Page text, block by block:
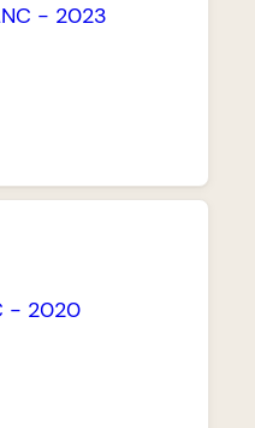
- 2023
- 2020